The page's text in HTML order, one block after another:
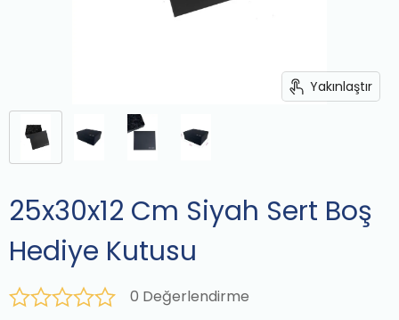
Yakınlaştır
25x30x12 Cm Siyah Sert Boş
Hediye Kutusu
0 Değerlendirme